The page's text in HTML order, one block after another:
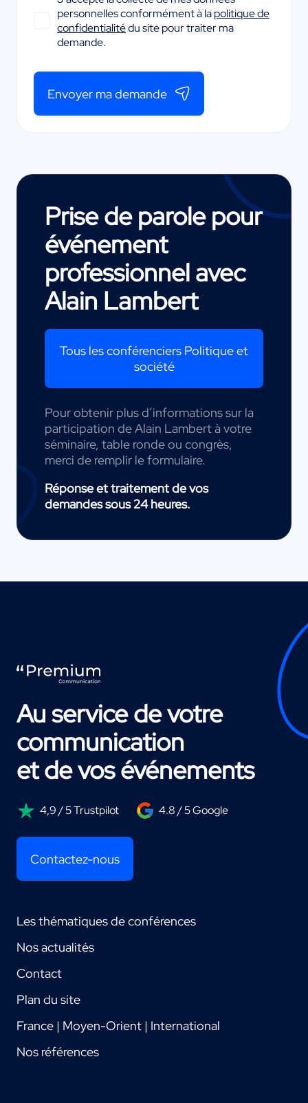
personnelles conformément à lapolitique de
confidentialitédu site pour traiter ma
demande.
Envoyer ma demande
Prise de parole pour
événement
professionnel avec
Alain Lambert
Tous les conférenciers Politique et
société
Pour obtenir plus d’informations sur la
participation de Alain Lambert à votre
séminaire, table ronde ou congrès,
merci de remplir le formulaire.
Réponse et traitement de vos
demandes sous 24 heures.
Au service de votre
communication
et de vos événements
4,9 / 5 Trustpilot 4.8 / 5 Google
Contactez-nous
Les thématiques de conférences
Nos actualités
Contact
Plan du site
France | Moyen-Orient | International
Nos références